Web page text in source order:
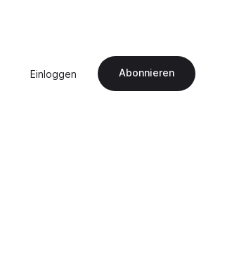
Einloggen Abonnieren